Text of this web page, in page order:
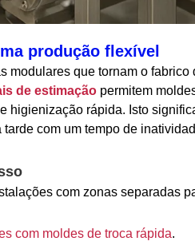
produção flexível
modulares que tornam o
de estimaçãopermitem
higienização rápida. Isto
com um tempo de
com zonas separadas
com moldes de troca rápida.